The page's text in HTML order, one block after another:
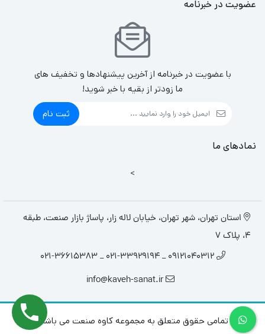
عضویت در خبرنامه
با عضویت در خبرنامه از آخرین پیشنهادها و تخفیف های
ما زودتر از بقیه با خبر شوید!
ثبت نام
نمادهای ما
>
استان تهران، شهر تهران، خیابان لاله زار، پاساژ بازار صنعت، طبقه
4، پلاک 7
09121040312 _ 021-33929194 _ 021-36615383
info@kaveh-sanat.ir
تمامی حقوق متعلق به مجموعه کاوه صنعت می باشد.